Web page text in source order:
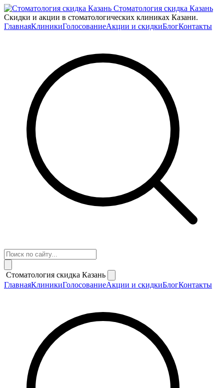
Стоматология скидка Казань
Скидки и акции в стоматологических клиниках Казани.
ГлавнаяКлиникиГолосованиеАкции и скидкиБлогКонтакты
Стоматология скидка Казань
ГлавнаяКлиникиГолосованиеАкции и скидкиБлогКонтакты